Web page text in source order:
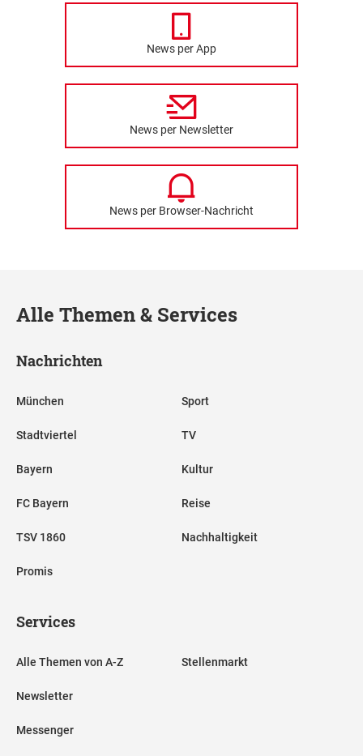
News per App
News per Newsletter
News per Browser-Nachricht
Alle Themen & Services
Nachrichten
München
Stadtviertel
Bayern
FC Bayern
TSV 1860
Promis
Sport
TV
Kultur
Reise
Nachhaltigkeit
Services
Alle Themen von A-Z
Newsletter
Messenger
Stellenmarkt